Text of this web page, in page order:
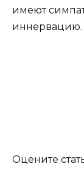
имеют
иннервацию.
Оцените